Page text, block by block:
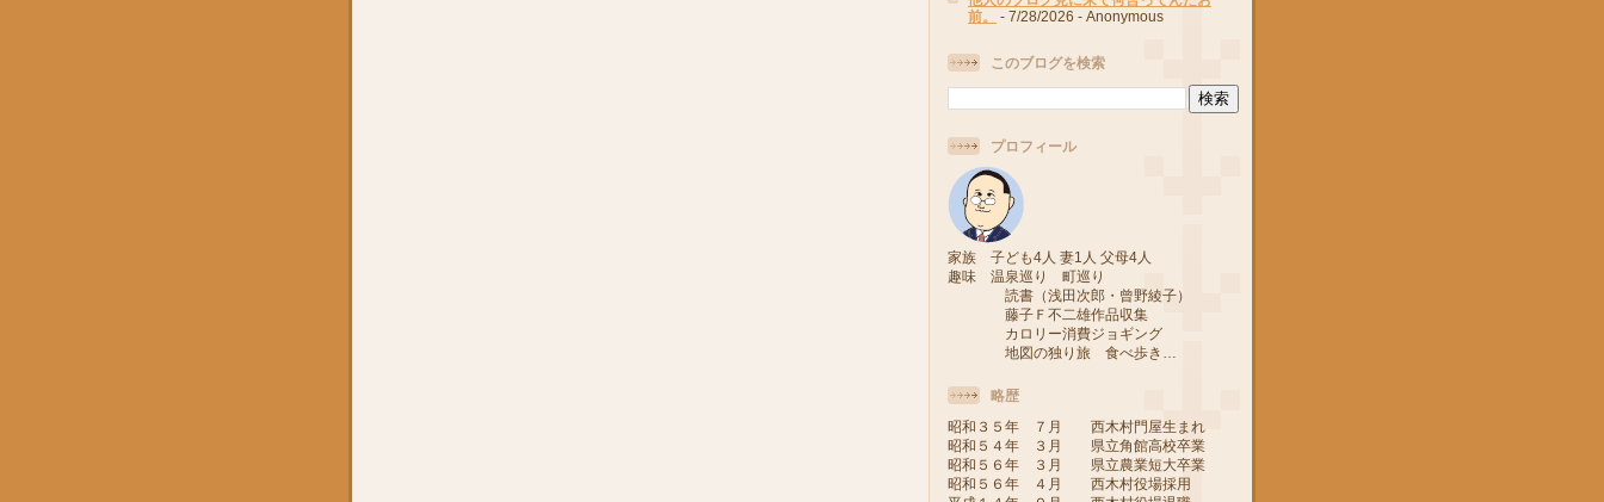
前。
- 7/28/2026 - Anonymous
このブログを検索
プロフィール
家族 子ども4人 妻1人 父母4人
趣味 温泉巡り 町巡り
読書（浅田次郎・曾野綾子）
藤子Ｆ不二雄作品収集
カロリー消費ジョギング
地図の独り旅 食べ歩き…
略歴
昭和３５年 ７月 西木村門屋生まれ
昭和５４年 ３月 県立角館高校卒業
昭和５６年 ３月 県立農業短大卒業
昭和５６年 ４月 西木村役場採用